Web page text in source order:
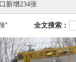
新增234张
" 全文搜索：